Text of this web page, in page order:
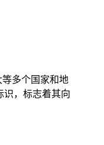
多个国家和地
识，标志着其向